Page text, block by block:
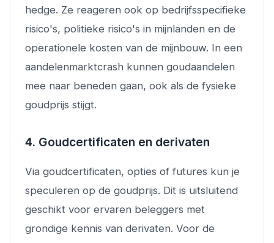
hedge. Ze reageren ook op bedrijfsspecifieke
risico's, politieke risico's in mijnlanden en de
operationele kosten van de mijnbouw. In een
aandelenmarktcrash kunnen goudaandelen
mee naar beneden gaan, ook als de fysieke
goudprijs stijgt.
4. Goudcertificaten en derivaten
Via goudcertificaten, opties of futures kun je
speculeren op de goudprijs. Dit is uitsluitend
geschikt voor ervaren beleggers met
grondige kennis van derivaten. Voor de